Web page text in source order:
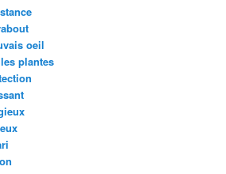
oeil
plantes